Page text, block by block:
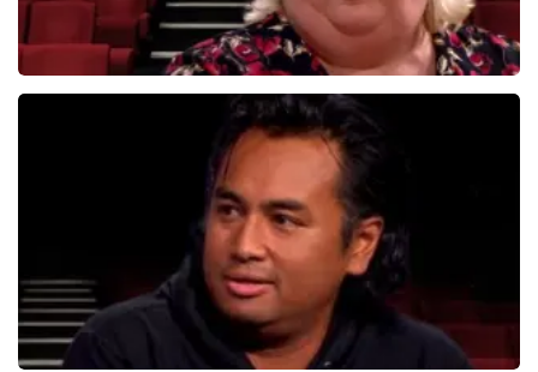
Christel De Laat
reviews